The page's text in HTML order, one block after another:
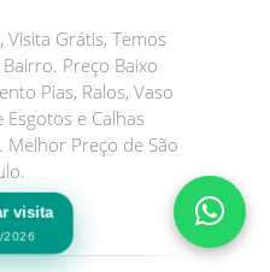
Grátis, Temos
Preço Baixo
Pias, Ralos, Vaso
Esgotos e Calhas
Preço de São
visita
2026
São Paulo! Precisa de
ajuda?
Online